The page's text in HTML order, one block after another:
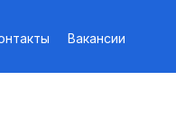
Вакансии